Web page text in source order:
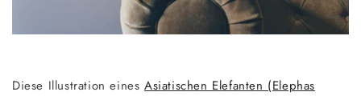
Diese Illustration einesAsiatischen Elefanten (Elephas